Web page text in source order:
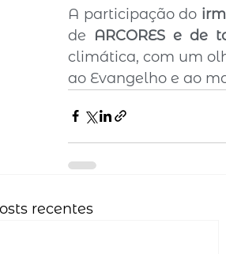
A participação do
de ARCORES e de
climática, com um
ao Evangelho e ao
recentes